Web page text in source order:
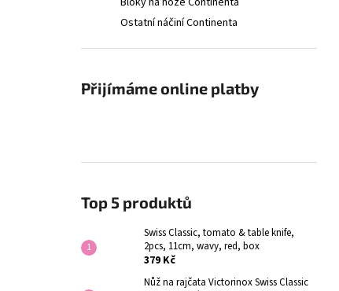
Ostatní náčiní Continenta
Přijímáme online platby
Top 5 produktů
Swiss Classic, tomato & table knife,
2pcs, 11cm, wavy, red, box
379 Kč
Nůž na rajčata Victorinox Swiss Classic